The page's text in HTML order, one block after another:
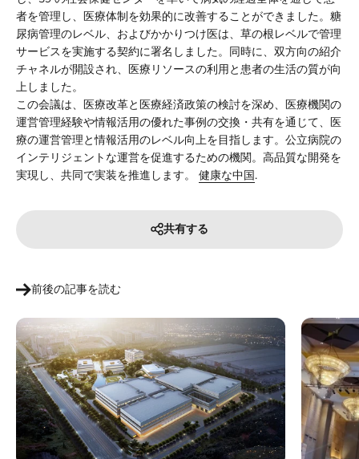
者を管理し、医療体制を効果的に改善することができました。糖
尿病管理のレベル、およびかかりつけ医は、草の根レベルで管理
サービスを実施する契約に署名しました。同時に、双方向の紹介
チャネルが開設され、医療リソースの利用と患者の生活の質が向
上しました。
この会議は、医療改革と医療経済政策の検討を深め、医療機関の
運営管理経験や情報活用の優れた事例の交換・共有を通じて、医
療の運営管理と情報活用のレベル向上を目指します。公立病院の
インテリジェントな運営を促進するための機関。高品質な開発を
実現し、共同で実装を推進します。 健康な中国.
共有する
前後の記事を読む